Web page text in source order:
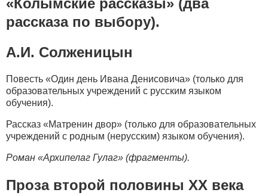
«Колымские рассказы» (два
рассказа по выбору).
А.И. Солженицын
Повесть «Один день Ивана Денисовича» (только для
образовательных учреждений с русским языком
обучения).
Рассказ «Матренин двор» (только для образовательных
учреждений с родным (нерусским) языком обучения).
Роман «Архипелаг Гулаг» (фрагменты).
Проза второй половины XX века